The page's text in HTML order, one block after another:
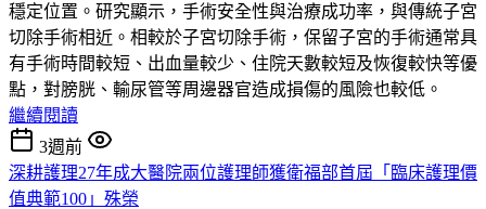
穩定位置。研究顯示，手術安全性與治療成功率，與傳統子宮
切除手術相近。相較於子宮切除手術，保留子宮的手術通常具
有手術時間較短、出血量較少、住院天數較短及恢復較快等優
點，對膀胱、輸尿管等周邊器官造成損傷的風險也較低。
繼續閱讀
3週前
深耕護理27年成大醫院兩位護理師獲衛福部首屆「臨床護理價
值典範100」殊榮